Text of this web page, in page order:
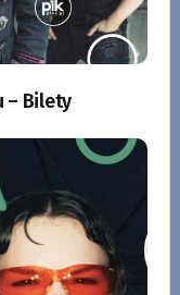
– Bilety